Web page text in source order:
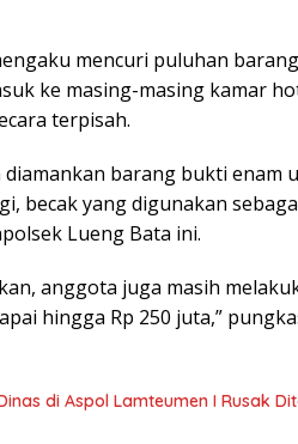
mencuri puluhan
ke masing-masing kamar
terpisah.
barang bukti enam
becak yang digunakan
Lueng Bata ini.
anggota juga masih
hingga Rp 250 juta,”
di Aspol Lamteumen I Rusak